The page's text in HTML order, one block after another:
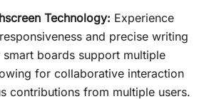
Technology: Experience
and precise writing
boards support multiple
for collaborative interaction
contributions from multiple users.